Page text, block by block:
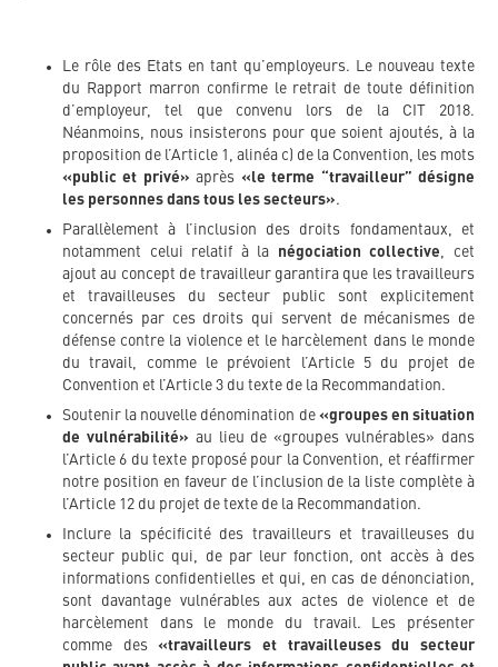
Le rôle des Etats en tant qu’employeurs. Le nouveau texte
du Rapport marron confirme le retrait de toute définition
d’employeur, tel que convenu lors de la CIT 2018.
Néanmoins, nous insisterons pour que soient ajoutés, à la
proposition de l’Article 1, alinéa c) de la Convention, les mots
«public et privé» après «le terme “travailleur” désigne
les personnes dans tous les secteurs».
Parallèlement à l’inclusion des droits fondamentaux, et
notamment celui relatif à la négociation collective
, cet
ajout au concept de travailleur garantira que les travailleurs
et travailleuses du secteur public sont explicitement
concernés par ces droits qui servent de mécanismes de
défense contre la violence et le harcèlement dans le monde
du travail, comme le prévoient l’Article 5 du projet de
Convention et l’Article 3 du texte de la Recommandation.
Soutenir la nouvelle dénomination de «groupes en situation
de vulnérabilité» au lieu de «groupes vulnérables» dans
l’Article 6 du texte proposé pour la Convention, et réaffirmer
notre position en faveur de l’inclusion de la liste complète à
l’Article 12 du projet de texte de la Recommandation.
Inclure la spécificité des travailleurs et travailleuses du
secteur public qui, de par leur fonction, ont accès à des
informations confidentielles et qui, en cas de dénonciation,
sont davantage vulnérables aux actes de violence et de
harcèlement dans le monde du travail. Les présenter
comme des«travailleurs et travailleuses du secteur